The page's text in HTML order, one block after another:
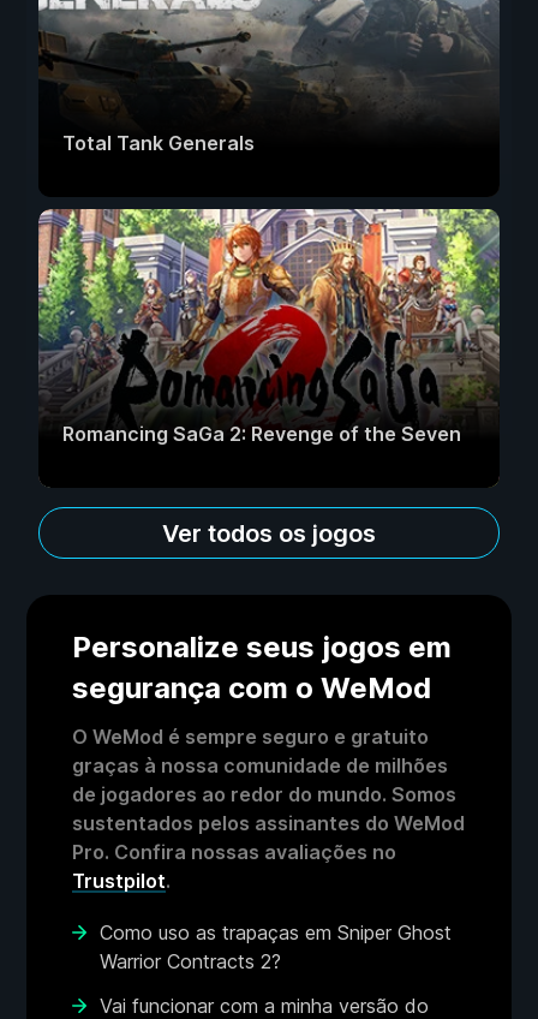
Total Tank Generals
Romancing SaGa 2: Revenge of the Seven
Ver todos os jogos
Personalize seus jogos em
segurança com o WeMod
O WeMod é sempre seguro e gratuito
graças à nossa comunidade de milhões
de jogadores ao redor do mundo. Somos
sustentados pelos assinantes do WeMod
Pro. Confira nossas avaliações no
Trustpilot.
Como uso as trapaças em Sniper Ghost
Warrior Contracts 2?
Vai funcionar com a minha versão do